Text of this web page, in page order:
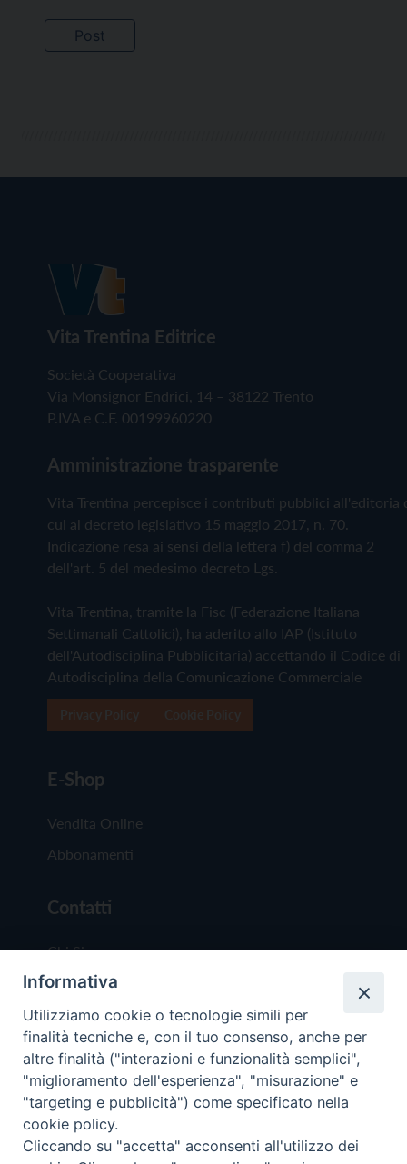
Vita Trentina Editrice
Società Cooperativa
Via Monsignor Endrici, 14 – 38122 Trento
P.IVA e C.F. 00199960220
Amministrazione trasparente
Vita Trentina percepisce i contributi pubblici all'editoria
cui al decreto legislativo 15 maggio 2017, n. 70.
Indicazione resa ai sensi della lettera f) del comma 2
dell'art. 5 del medesimo decreto Lgs.
Vita Trentina, tramite la Fisc (Federazione Italiana
Settimanali Cattolici), ha aderito allo IAP (Istituto
dell'Autodisciplina Pubblicitaria) accettando il Codice di
Autodisciplina della Comunicazione Commerciale
E-Shop
Vendita Online
Abbonamenti
Contatti
Chi Siamo
Redazione
Scrivici
Copyright © 2019 - Tutti i diritti riservati - Vita
Trentina Editrice
Informativa
Utilizziamo cookie o tecnologie simili per
finalità tecniche e, con il tuo consenso, anche per
altre finalità ("interazioni e funzionalità semplici",
"miglioramento dell'esperienza", "misurazione" e
"targeting e pubblicità") come specificato nella
cookie policy.
Cliccando su "accetta" acconsenti all'utilizzo dei